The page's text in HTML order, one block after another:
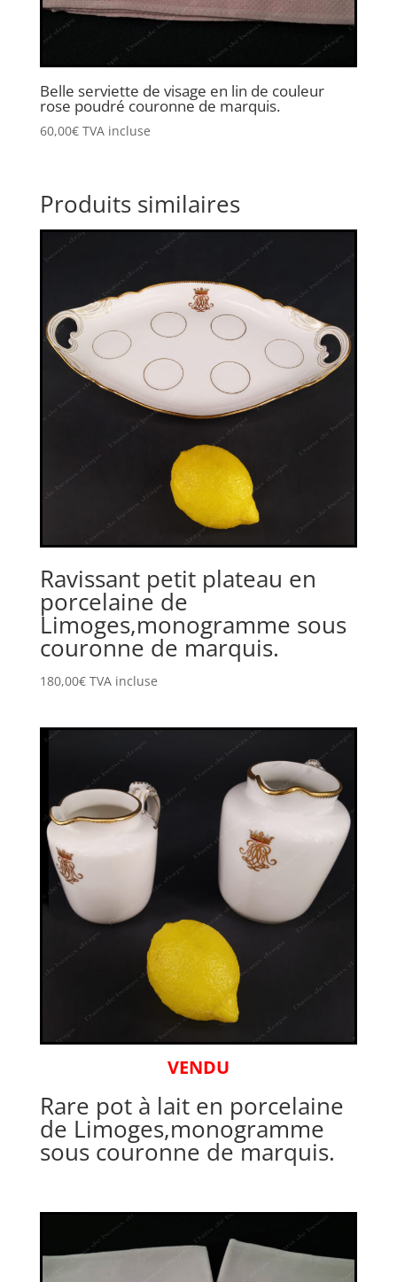
Belle serviette de visage en lin de couleur
rose poudré couronne de marquis.
60,00€ TVA incluse
Produits similaires
Ravissant petit plateau en
porcelaine de
Limoges,monogramme sous
couronne de marquis.
180,00€ TVA incluse
VENDU
Rare pot à lait en porcelaine
de Limoges,monogramme
sous couronne de marquis.